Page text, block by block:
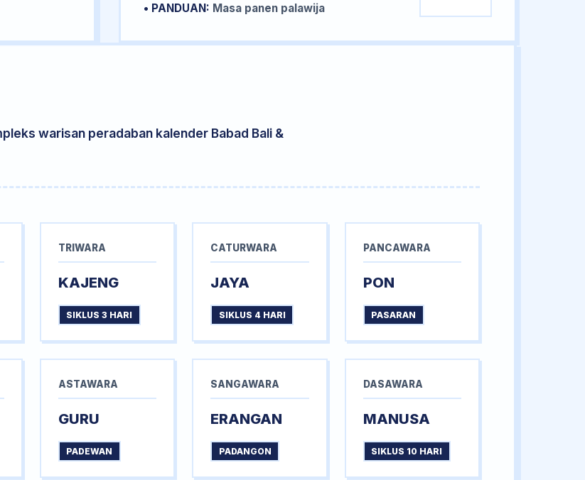
• PANDUAN: Masa panen palawija
warisan peradaban kalender Babad Bali &
TRIWARA
KAJENG
SIKLUS 3 HARI
CATURWARA
JAYA
SIKLUS 4 HARI
PANCAWARA
PON
PASARAN
ASTAWARA
GURU
PADEWAN
SANGAWARA
ERANGAN
PADANGON
DASAWARA
MANUSA
SIKLUS 10 HARI